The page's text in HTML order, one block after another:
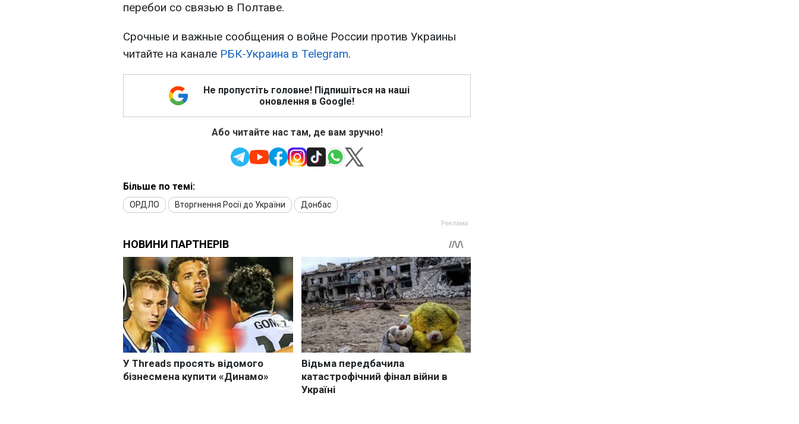
перебои со связью в Полтаве.
Срочные и важные сообщения о войне России против Украины
читайте на канале РБК-Украина в Telegram.
Не пропустіть головне! Підпишіться на наші
оновлення в Google!
Або читайте нас там, де вам зручно!
Більше по темі:
ОРДЛО Вторгнення Росії до України Донбас